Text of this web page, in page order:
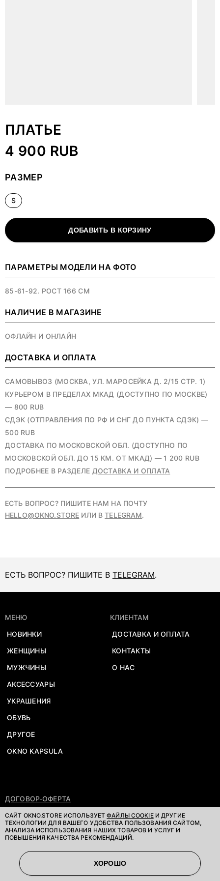
САЙТ OKNO.STORE ИСПОЛЬЗУЕТФАЙЛЫ COOKIEИ ДРУГИЕ
ТЕХНОЛОГИИ ДЛЯ ВАШЕГО УДОБСТВА ПОЛЬЗОВАНИЯ САЙТОМ,
АНАЛИЗА ИСПОЛЬЗОВАНИЯ НАШИХ ТОВАРОВ И УСЛУГ И
ПОВЫШЕНИЯ КАЧЕСТВА РЕКОМЕНДАЦИЙ.
ХОРОШО
ПЛАТЬЕ
4 900 RUB
РАЗМЕР
S
ДОБАВИТЬ В КОРЗИНУ
ПАРАМЕТРЫ МОДЕЛИ НА ФОТО
85-61-92. РОСТ 166 СМ
НАЛИЧИЕ В МАГАЗИНЕ
ОФЛАЙН И ОНЛАЙН
ДОСТАВКА И ОПЛАТА
САМОВЫВОЗ (МОСКВА, УЛ. МАРОСЕЙКА Д. 2/15 СТР. 1)
КУРЬЕРОМ В ПРЕДЕЛАХ МКАД (ДОСТУПНО ПО МОСКВЕ)
— 800 RUB
СДЭК (ОТПРАВЛЕНИЯ ПО РФ И СНГ ДО ПУНКТА СДЭК) —
500 RUB
ДОСТАВКА ПО МОСКОВСКОЙ ОБЛ. (ДОСТУПНО ПО
МОСКОВСКОЙ ОБЛ. ДО 15 КМ. ОТ МКАД) — 1 200 RUB
ПОДРОБНЕЕ В РАЗДЕЛЕ ДОСТАВКА И ОПЛАТА
ЕСТЬ ВОПРОС? ПИШИТЕ НАМ НА ПОЧТУ
HELLO@OKNO.STORE ИЛИ ВTELEGRAM.
ЕСТЬ ВОПРОС? ПИШИТЕ В TELEGRAM.
МЕНЮ
НОВИНКИ
ЖЕНЩИНЫ
МУЖЧИНЫ
АКСЕССУАРЫ
УКРАШЕНИЯ
ОБУВЬ
ДРУГОЕ
OKNO KAPSULA
КЛИЕНТАМ
ДОСТАВКА И ОПЛАТА
КОНТАКТЫ
О НАС
ДОГОВОР-ОФЕРТА
ПОЛИТИКА КОНФИДЕНЦИАЛЬНОСТИ
©OKNOSTORE. ВСЕ ПРАВА ЗАЩИЩЕНЫ